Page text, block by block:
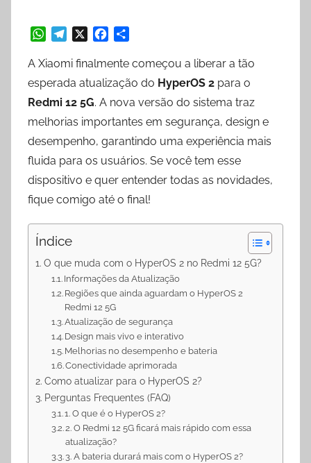
h
a
t
s
A
p
p
e
l
g
r
a
m
a
c
b
o
o
k
h
a
e
A Xiaomi finalmente começou a liberar a tão
esperada atualização do HyperOS 2 para o
Redmi 12 5G. A nova versão do sistema traz
melhorias importantes em segurança, design e
desempenho, garantindo uma experiência mais
fluida para os usuários. Se você tem esse
dispositivo e quer entender todas as novidades,
fique comigo até o final!
Índice
O que muda com o HyperOS 2 no Redmi 12 5G?
Informações da Atualização
Regiões que ainda aguardam o HyperOS 2
Redmi 12 5G
Atualização de segurança
Design mais vivo e interativo
Melhorias no desempenho e bateria
Conectividade aprimorada
Como atualizar para o HyperOS 2?
Perguntas Frequentes (FAQ)
1. O que é o HyperOS 2?
2. O Redmi 12 5G ficará mais rápido com essa
atualização?
3. A bateria durará mais com o HyperOS 2?